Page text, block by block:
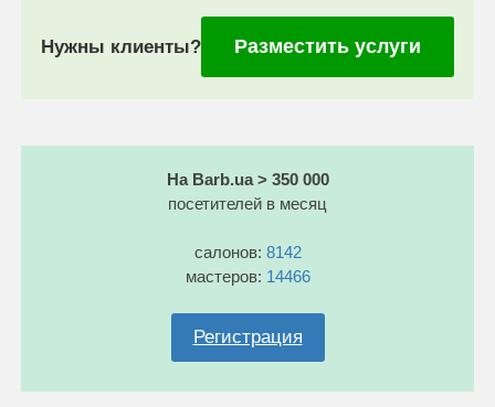
Нужны клиенты? Разместить услуги
На Barb.ua > 350 000
посетителей в месяц
салонов: 8142
мастеров: 14466
Регистрация